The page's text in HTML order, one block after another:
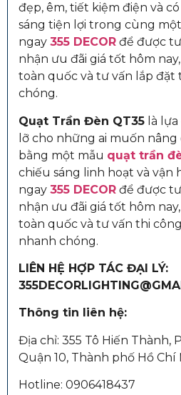
đẹp, êm, tiết kiệm điện và
sáng tiện lợi trong cùng
ngay 355 DECOR để được
nhận ưu đãi giá tốt hôm
toàn quốc và tư vấn lắp đặt
chóng.
Quạt Trần Đèn QT35 là
lỡ cho những ai muốn
bằng một mẫu quạt trần
chiếu sáng linh hoạt và vận
ngay 355 DECOR để được
nhận ưu đãi giá tốt hôm
toàn quốc và tư vấn thi
nhanh chóng.
LIÊN HỆ HỢP TÁC ĐẠI LÝ:
Thông tin liên hệ:
Địa chỉ: 355 Tô Hiến Thành,
Quận 10, Thành phố Hồ Chí
Hotline: 0906418437